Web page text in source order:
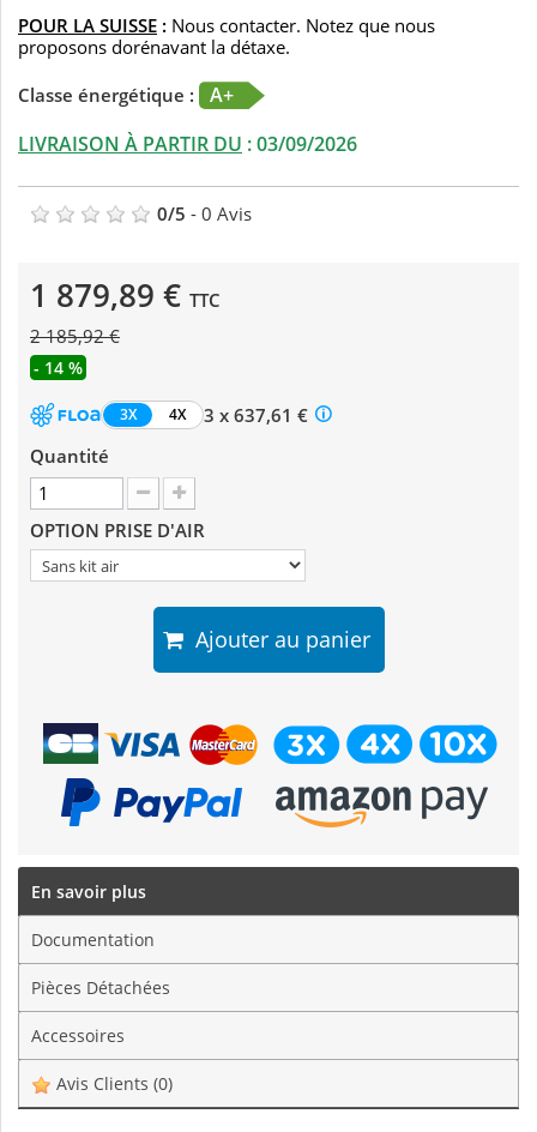
POUR LA SUISSE : Nous contacter. Notez que nous
proposons dorénavant la détaxe.
Classe énergétique :
A+
LIVRAISON À PARTIR DU :03/09/2026
0/5 - 0 Avis
1 879,89 € TTC
2 185,92 €
- 14 %
3X 4X
3 x 637,61 €
Quantité
OPTION PRISE D'AIR
Ajouter au panier
En savoir plus
Documentation
Pièces Détachées
Accessoires
Avis Clients (0)